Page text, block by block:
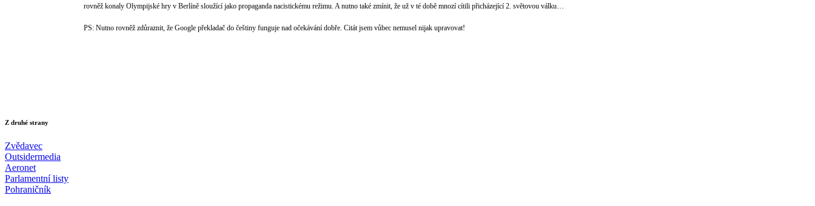
rovněž konaly Olympijské hry v Berlíně sloužící jako propaganda nacistickému režimu. A nutno také zmínit, že už v té době mnozí cítili přicházející 2. světovou válku…
PS: Nutno rovněž zdůraznit, že Google překladač do češtiny funguje nad očekávání dobře. Citát jsem vůbec nemusel nijak upravovat!
Z druhé strany
Zvědavec
Outsidermedia
Aeronet
Parlamentní listy
Pohraničník